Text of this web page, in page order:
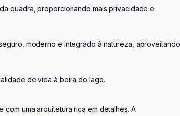
quadra, proporcionando mais privacidade e
moderno e integrado à natureza, aproveitando
de vida à beira do lago.
uma arquitetura rica em detalhes. A